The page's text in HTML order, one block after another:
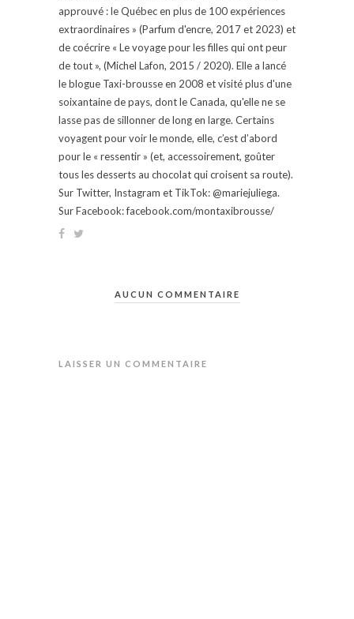
approuvé : le Québec en plus de 100 expériences
extraordinaires » (Parfum d'encre, 2017 et 2023) et
de coécrire « Le voyage pour les filles qui ont peur
de tout », (Michel Lafon, 2015 / 2020). Elle a lancé
le blogue Taxi-brousse en 2008 et visité plus d'une
soixantaine de pays, dont le Canada, qu'elle ne se
lasse pas de sillonner de long en large. Certains
voyagent pour voir le monde, elle, c’est d’abord
pour le « ressentir » (et, accessoirement, goûter
tous les desserts au chocolat qui croisent sa route).
Sur Twitter, Instagram et TikTok: @mariejuliega.
Sur Facebook: facebook.com/montaxibrousse/
AUCUN COMMENTAIRE
LAISSER UN COMMENTAIRE